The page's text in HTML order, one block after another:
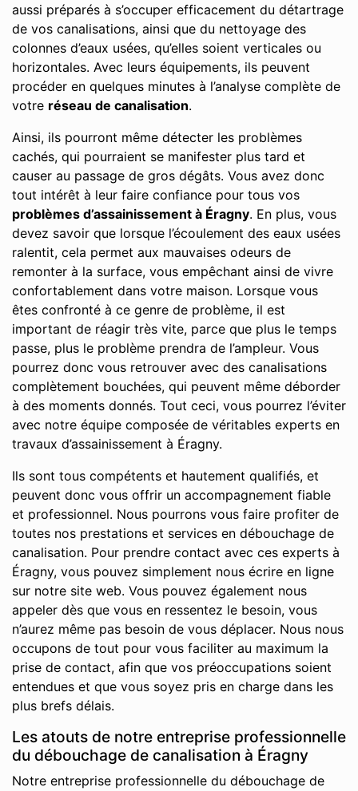
aussi préparés à s’occuper efficacement du détartrage
de vos canalisations, ainsi que du nettoyage des
colonnes d’eaux usées, qu’elles soient verticales ou
horizontales. Avec leurs équipements, ils peuvent
procéder en quelques minutes à l’analyse complète de
votre réseau de canalisation.
Ainsi, ils pourront même détecter les problèmes
cachés, qui pourraient se manifester plus tard et
causer au passage de gros dégâts. Vous avez donc
tout intérêt à leur faire confiance pour tous vos
problèmes d’assainissement à Éragny. En plus, vous
devez savoir que lorsque l’écoulement des eaux usées
ralentit, cela permet aux mauvaises odeurs de
remonter à la surface, vous empêchant ainsi de vivre
confortablement dans votre maison. Lorsque vous
êtes confronté à ce genre de problème, il est
important de réagir très vite, parce que plus le temps
passe, plus le problème prendra de l’ampleur. Vous
pourrez donc vous retrouver avec des canalisations
complètement bouchées, qui peuvent même déborder
à des moments donnés. Tout ceci, vous pourrez l’éviter
avec notre équipe composée de véritables experts en
travaux d’assainissement à Éragny.
Ils sont tous compétents et hautement qualifiés, et
peuvent donc vous offrir un accompagnement fiable
et professionnel. Nous pourrons vous faire profiter de
toutes nos prestations et services en débouchage de
canalisation. Pour prendre contact avec ces experts à
Éragny, vous pouvez simplement nous écrire en ligne
sur notre site web. Vous pouvez également nous
appeler dès que vous en ressentez le besoin, vous
n’aurez même pas besoin de vous déplacer. Nous nous
occupons de tout pour vous faciliter au maximum la
prise de contact, afin que vos préoccupations soient
entendues et que vous soyez pris en charge dans les
plus brefs délais.
Les atouts de notre entreprise professionnelle
du débouchage de canalisation à Éragny
Notre entreprise professionnelle du débouchage de